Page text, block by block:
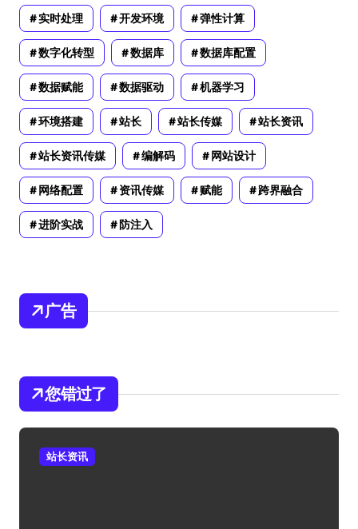
实时处理 开发环境 弹性计算
数字化转型 数据库 数据库配置
数据赋能 数据驱动 机器学习
环境搭建 站长 站长传媒 站长资讯
站长资讯传媒 编解码 网站设计
网络配置 资讯传媒 赋能 跨界融合
进阶实战 防注入
广告
您错过了
站长资讯